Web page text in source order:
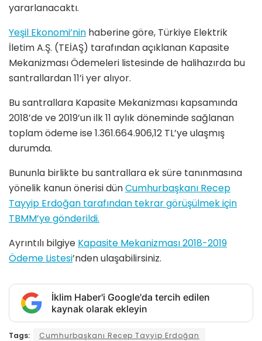
yararlanacaktı.
Yeşil Ekonomi’nin haberine göre, Türkiye Elektrik
İletim A.Ş. (TEİAŞ) tarafından açıklanan Kapasite
Mekanizması Ödemeleri listesinde de halihazırda bu
santrallardan 11’i yer alıyor.
Bu santrallara Kapasite Mekanizması kapsamında
2018’de ve 2019’un ilk 11 aylık döneminde sağlanan
toplam ödeme ise 1.361.664.906,12 TL’ye ulaşmış
durumda.
Bununla birlikte bu santrallara ek süre tanınmasına
yönelik kanun önerisi dünCumhurbaşkanı Recep
Tayyip Erdoğan tarafından tekrar görüşülmek için
TBMM’ye gönderildi.
Ayrıntılı bilgiye Kapasite Mekanizması 2018-2019
Ödeme Listesi’nden ulaşabilirsiniz.
İklim Haber'i Google'da tercih edilen
kaynak olarak ekleyin
Tags:
Cumhurbaşkanı Recep Tayyip Erdoğan